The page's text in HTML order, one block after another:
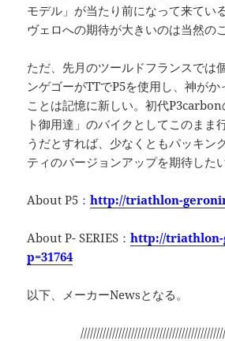
モデル」が当たり前になって来てい
ヴェロへの期待が大きいのは当然のこ
ただ、先月のツールドフランスでは
ンゲゴーがTTでP5を使用し、神がか
ことは記憶に新しい。初代
ト御用達」のバイクとしてこのまま
うだとすれば、少なくともパッキン
ティのバージョンアップを期待したい
About P5：http://triathlon-
About P- SERIES：http://triathlon-
p=31764
以下、メーカーNewsとなる。